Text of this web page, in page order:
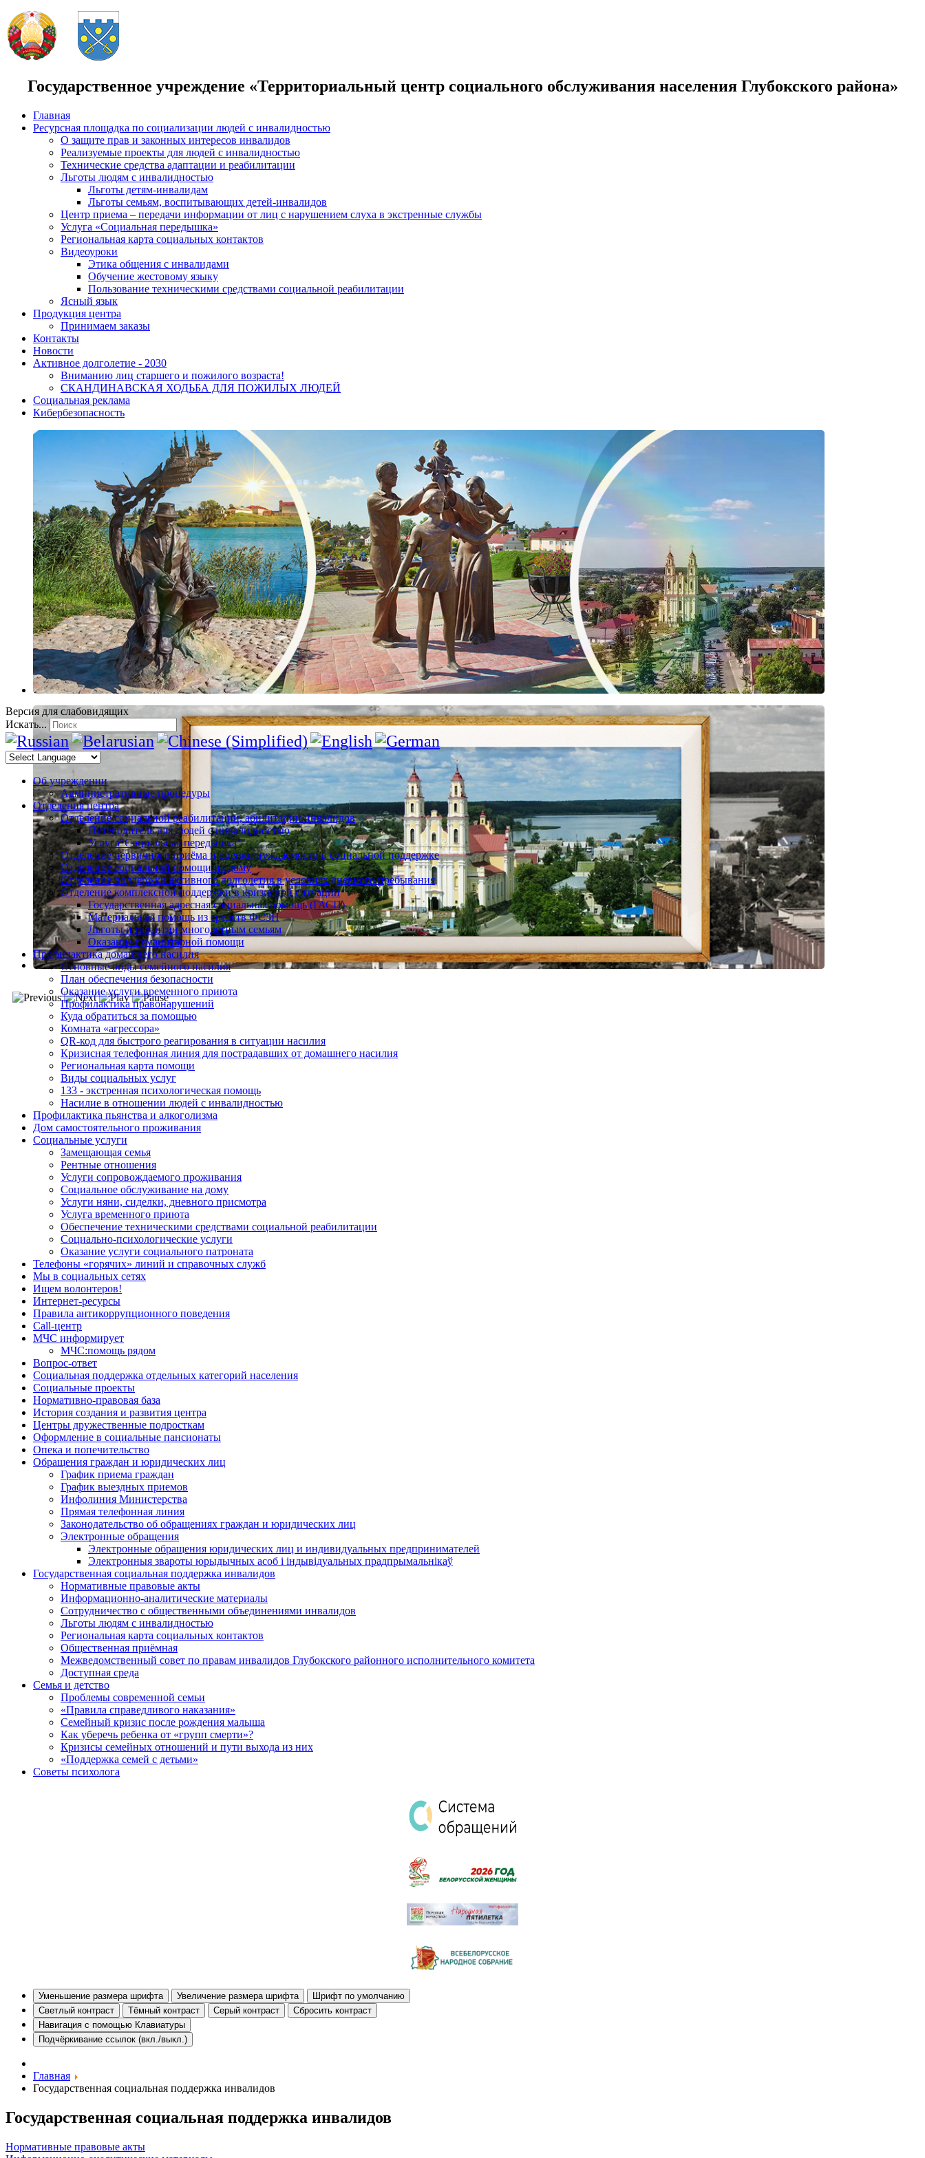
Государственное учреждение «Территориальный центр социального обслуживания населения Глубокского района»
Главная
Ресурсная площадка по социализации людей с инвалидностью
О защите прав и законных интересов инвалидов
Реализуемые проекты для людей с инвалидностью
Технические средства адаптации и реабилитации
Льготы людям с инвалидностью
Льготы детям-инвалидам
Льготы семьям, воспитывающих детей-инвалидов
Центр приема – передачи информации от лиц с нарушением слуха в экстренные службы
Услуга «Социальная передышка»
Региональная карта социальных контактов
Видеоуроки
Этика общения с инвалидами
Обучение жестовому языку
Пользование техническими средствами социальной реабилитации
Ясный язык
Продукция центра
Принимаем заказы
Контакты
Новости
Активное долголетие - 2030
Вниманию лиц старшего и пожилого возраста!
CКАНДИНАВСКАЯ ХОДЬБА ДЛЯ ПОЖИЛЫХ ЛЮДЕЙ
Социальная реклама
Кибербезопасность
Версия для слабовидящих
Искать...
Об учреждении
Административные процедуры
Отделения центра
Отделение социальной реабилитации, абилитации инвалидов
Путеводитель для людей с инвалидностью
Услуга"Социальная передышка"
Отделение первичного приёма и оценки нуждаемости в социальной поддержке
Отделение социальной помощи на дому
Отделение поддержки активного долголетия в условиях дневного пребывания
Отделение комплексной поддержки в кризисной ситуации
Государственная адресная социальная помощь (ГАСП)
Материальная помощь из средств ФСЗН
Льготы и гарантии многодетным семьям
Оказание гуманитарной помощи
Профилактика домашнего насилия
Основные виды семейного насилия
План обеспечения безопасности
Оказание услуги временного приюта
Профилактика правонарушений
Куда обратиться за помощью
Комната «агрессора»
QR-код для быстрого реагирования в ситуации насилия
Кризисная телефонная линия для пострадавших от домашнего насилия
Региональная карта помощи
Виды социальных услуг
133 - экстренная психологическая помощь
Насилие в отношении людей с инвалидностью
Профилактика пьянства и алкоголизма
Дом самостоятельного проживания
Социальные услуги
Замещающая семья
Рентные отношения
Услуги сопровождаемого проживания
Социальное обслуживание на дому
Услуги няни, сиделки, дневного присмотра
Услуга временного приюта
Обеспечение техническими средствами социальной реабилитации
Социально-психологические услуги
Оказание услуги социального патроната
Телефоны «горячих» линий и справочных служб
Мы в социальных сетях
Ищем волонтеров!
Интернет-ресурсы
Правила антикоррупционного поведения
Call-центр
МЧС информирует
МЧС:помощь рядом
Вопрос-ответ
Социальная поддержка отдельных категорий населения
Социальные проекты
Нормативно-правовая база
История создания и развития центра
Центры дружественные подросткам
Оформление в социальные пансионаты
Опека и попечительство
Обращения граждан и юридических лиц
График приема граждан
График выездных приемов
Инфолиния Министерства
Прямая телефонная линия
Законодательство об обращениях граждан и юридических лиц
Электронные обращения
Электронные обращения юридических лиц и индивидуальных предпринимателей
Электронныя звароты юрыдычных асоб і індывідуальных прадпрымальнікаў
Государственная социальная поддержка инвалидов
Нормативные правовые акты
Информационно-аналитические материалы
Сотрудничество с общественными объединениями инвалидов
Льготы людям с инвалидностью
Региональная карта социальных контактов
Общественная приёмная
Межведомственный совет по правам инвалидов Глубокского районного исполнительного комитета
Доступная среда
Семья и детство
Проблемы современной семьи
«Правила справедливого наказания»
Семейный кризис после рождения малыша
Как уберечь ребенка от «групп смерти»?
Кризисы семейных отношений и пути выхода из них
«Поддержка семей с детьми»
Советы психолога
Уменьшение размера шрифта Увеличение размера шрифта
Шрифт по умолчанию
Светлый контраст
Тёмный контраст Серый контраст
Сбросить контраст
Навигация с помощью Клавиатуры
Подчёркивание ссылок (вкл./выкл.)
Главная
Государственная социальная поддержка инвалидов
Государственная социальная поддержка инвалидов
Нормативные правовые акты